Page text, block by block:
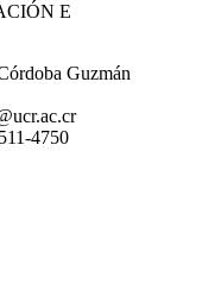
E
Guzmán
4750